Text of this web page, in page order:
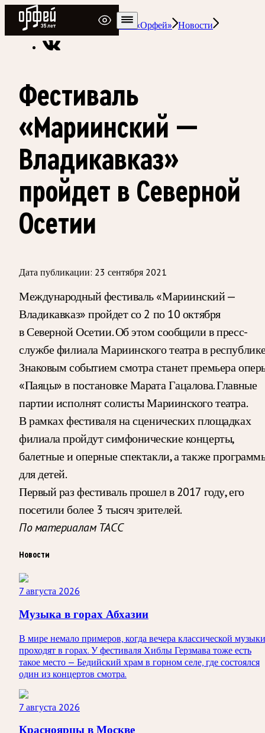
Радио Орфей
Радио классической музыки «Орфей» Новости
Фестиваль
«Мариинский —
Владикавказ»
пройдет в Северной
Осетии
Дата публикации: 23 сентября 2021
Международный фестиваль «Мариинский —
Владикавказ» пройдет со 2 по 10 октября
в Северной Осетии. Об этом сообщили в пресс-
службе филиала Мариинского театра в
Знаковым событием смотра станет премьера
«Паяцы» в постановке Марата Гацалова. Главные
партии исполнят солисты Мариинского театра.
В рамках фестиваля на сценических площадках
филиала пройдут симфонические концерты,
балетные и оперные спектакли, а также
для детей.
Первый раз фестиваль прошел в 2017 году, его
посетили более 3 тысяч зрителей.
По материалам ТАСС
Новости
7 августа 2026
Музыка в горах Абхазии
В мире немало примеров, когда вечера классической музыки
проходят в горах. У фестиваля Хиблы Герзмава тоже есть
такое место — Бедийский храм в горном селе, где состоялся
один из концертов смотра.
7 августа 2026
Красноярцы в Москве